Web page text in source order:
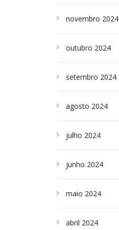
novembro 2024
outubro 2024
setembro 2024
agosto 2024
julho 2024
junho 2024
maio 2024
abril 2024